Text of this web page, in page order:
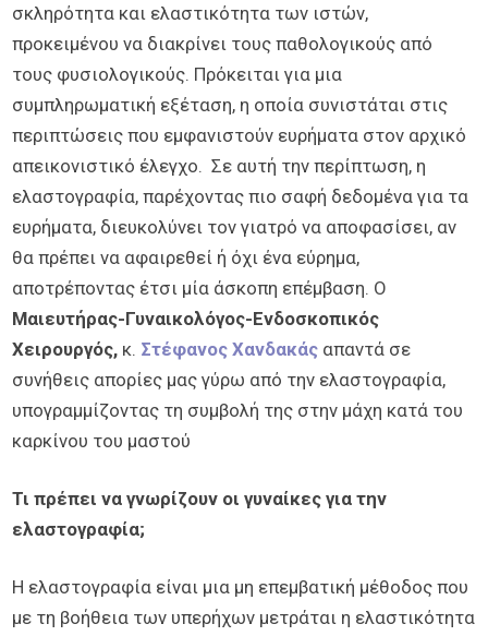
σκληρότητα και ελαστικότητα των ιστών,
προκειμένου να διακρίνει τους παθολογικούς από
τους φυσιολογικούς. Πρόκειται για μια
συμπληρωματική εξέταση, η οποία συνιστάται στις
περιπτώσεις που εμφανιστούν ευρήματα στον αρχικό
απεικονιστικό έλεγχο. Σε αυτή την περίπτωση, η
ελαστογραφία, παρέχοντας πιο σαφή δεδομένα για τα
ευρήματα, διευκολύνει τον γιατρό να αποφασίσει, αν
θα πρέπει να αφαιρεθεί ή όχι ένα εύρημα,
αποτρέποντας έτσι μία άσκοπη επέμβαση. Ο
Μαιευτήρας-Γυναικολόγος-Ενδοσκοπικός
Χειρουργός, κ. Στέφανος Χανδακάς απαντά σε
συνήθεις απορίες μας γύρω από την ελαστογραφία,
υπογραμμίζοντας τη συμβολή της στην μάχη κατά του
καρκίνου του μαστού
Τι πρέπει να γνωρίζουν οι γυναίκες για την
ελαστογραφία;
Η ελαστογραφία είναι μια μη επεμβατική μέθοδος που
με τη βοήθεια των υπερήχων μετράται η ελαστικότητα